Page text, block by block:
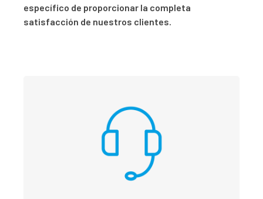
específico de proporcionar la completa
satisfacción de nuestros clientes.